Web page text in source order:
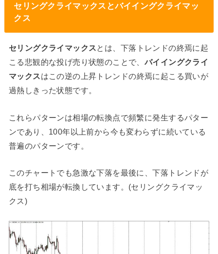
セリングクライマックスとバイイングクライマッ
クス
セリングクライマックスとは、下落トレンドの終焉に起
こる悲観的な投げ売り状態のことで、バイイングクライ
マックスはこの逆の上昇トレンドの終焉に起こる買いが
過熱しきった状態です。
これらパターンは相場の転換点で頻繁に発生するパター
ンであり、100年以上前から今も変わらずに続いている
普遍のパターンです。
このチャートでも急激な下落を最後に、下落トレンドが
底を打ち相場が転換しています。(セリングクライマッ
クス)